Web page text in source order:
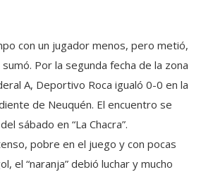
con un jugador menos, pero metió,
Por la segunda fecha de la zona
A, Deportivo Roca igualó 0-0 en la
de Neuquén. El encuentro se
sábado en “La Chacra”.
pobre en el juego y con pocas
el “naranja” debió luchar y mucho